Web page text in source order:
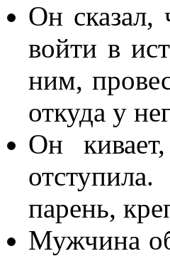
Он сказал,
войти в
ним,
откуда у
Он
парень,
Мужчина